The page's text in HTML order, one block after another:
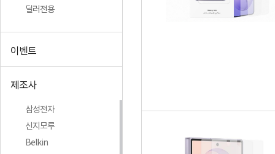
딜러전용
이벤트
제조사
삼성전자
신지모루
Belkin